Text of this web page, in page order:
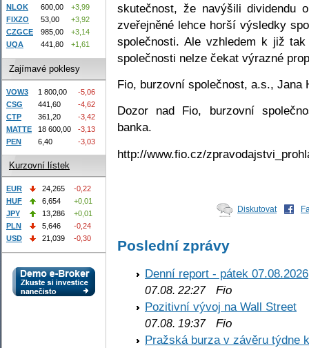
skutečnost, že navýšili dividendu
zveřejněné lehce horší výsledky
společnosti. Ale vzhledem k již
společnosti nelze čekat výrazné
Fio, burzovní společnost, a.s., Jana
Dozor nad Fio, burzovní
banka.
http://www.fio.cz/
Diskutovat
Poslední zprávy
Denní report - pátek 07.08.2026
07.08. 22:27Fio
Pozitivní vývoj na Wall Street
07.08. 19:37Fio
Pražská burza v závěru týdne
NLOK
600,00
+3,99
FIXZO
53,00
+3,92
CZGCE
985,00
+3,14
UQA
441,80 +1,61
Zajímavé poklesy
VOW3 1 800,00
-5,06
CSG
441,60
-4,62
CTP
361,20
-3,42
MATTE
18 600,00
-3,13
PEN
6,40 -3,03
Kurzovní lístek
EUR 24,265
-0,22
HUF
6,654
+0,01
JPY
13,286
+0,01
PLN
5,646
-0,24
USD
21,039 -0,30